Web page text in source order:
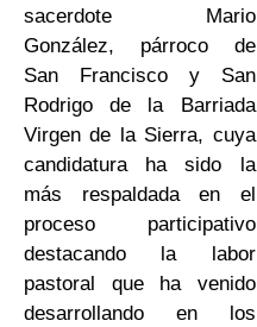
sacerdote Mario
González, párroco de
San Francisco y San
Rodrigo de la Barriada
Virgen de la Sierra, cuya
candidatura ha sido la
más respaldada en el
proceso participativo
destacando la labor
pastoral que ha venido
desarrollando en los